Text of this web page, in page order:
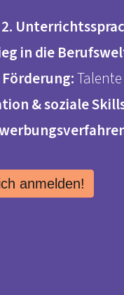
in die
& soziale
anmelden!